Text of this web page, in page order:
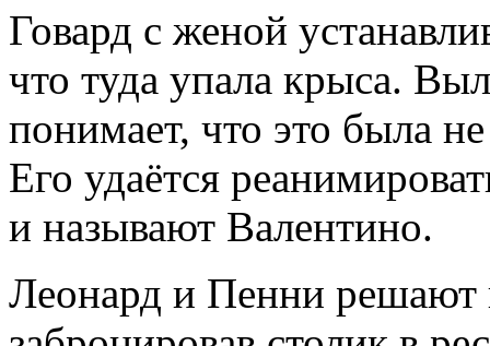
Говард с женой
что туда упала крыса.
понимает, что это была
Его удаётся
и называют Валентино.
Леонард и Пенни решают